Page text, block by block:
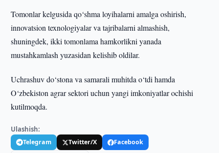
Tomonlar kelgusida qo‘shma loyihalarni amalga oshirish,
innovatsion texnologiyalar va tajribalarni almashish,
shuningdek, ikki tomonlama hamkorlikni yanada
mustahkamlash yuzasidan kelishib oldilar.
Uchrashuv do‘stona va samarali muhitda o‘tdi hamda
O‘zbekiston agrar sektori uchun yangi imkoniyatlar ochishi
kutilmoqda.
Ulashish:
Telegram Twitter/X
Facebook